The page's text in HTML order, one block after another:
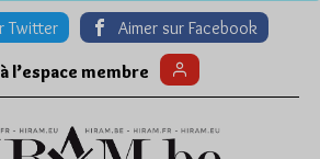
Twitter Aimer sur Facebook
l’espace membre